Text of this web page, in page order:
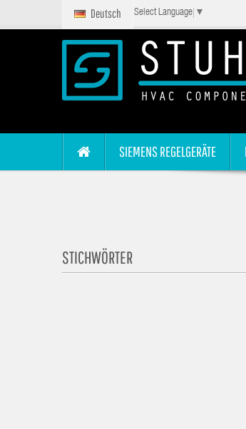
Deutsch Select Language ▼
SIEMENS REGELGERÄTE
STICHWÖRTER